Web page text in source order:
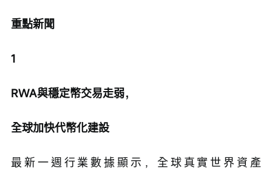
重點新聞
1
RWA與穩定幣交易走弱，
全球加快代幣化建設
最新一週行業數據顯示，全球真實世界資產